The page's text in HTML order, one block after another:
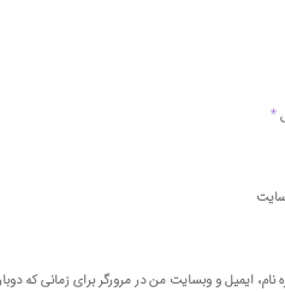
*
نام، ایمیل و وبسایت من در مرورگر برای زمانی که